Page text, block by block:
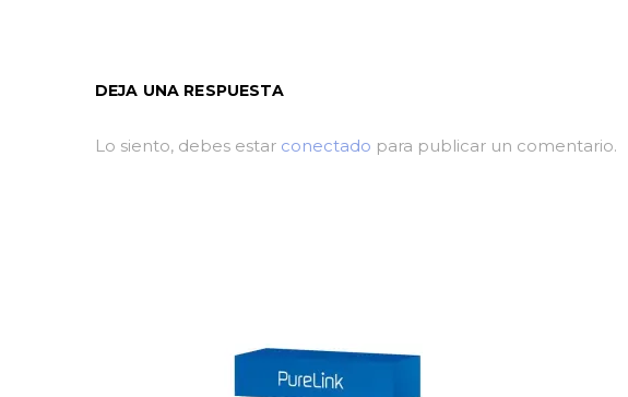
DEJA UNA RESPUESTA
Lo siento, debes estar conectado para publicar un comentario.